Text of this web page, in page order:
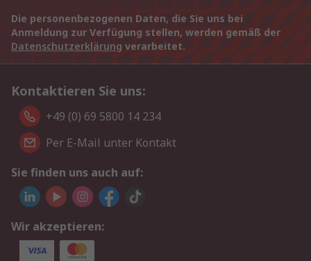
Die personenbezogenen Daten, die Sie uns bei
Anmeldung zur Verfügung stellen, werden gemäß der
Datenschutzerklärung verarbeitet.
Kontaktieren Sie uns:
+49 (0) 69 5800 14 234
Per E-Mail unter Kontakt
Sie finden uns auch auf:
Wir akzeptieren: